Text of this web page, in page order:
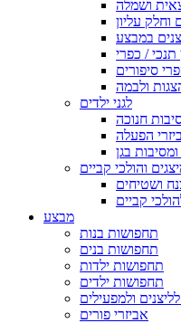
ושמלה
וחלק עליון
במבצע
תנכי / כפרי
סיפורים
ולבמה
לגני ילדים
חנוכה
הפעלה
בגן
והולכי קביים
ושטיחים
קביים
מבצע
תחפושות בנות
תחפושות בנים
תחפושות ילדות
תחפושות ילדים
אביזרי פורים